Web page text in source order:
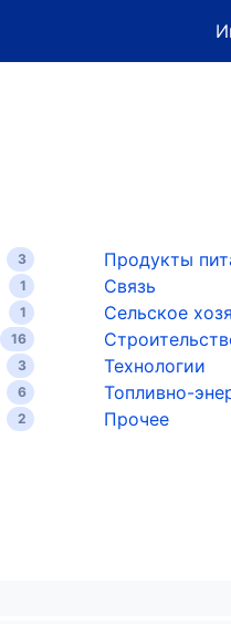
3
1
1
16
3
6
2
Продукты
Связь
Сельское
Технологии
Топливно-
Прочее